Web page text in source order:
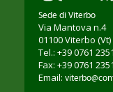
Sede di Viterbo
Via Mantova n.4
01100Viterbo (Vt)
Tel.: +39 0761
Fax: +39 0761
Email: